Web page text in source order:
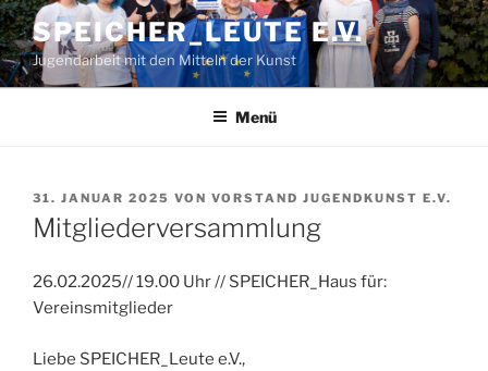
Zum
Inhalt
springen
SPEICHER_LEUTE E.V.
Jugendarbeit mit den Mitteln der Kunst
Menü
VERÖFFENTLICHT
AM
31. JANUAR 2025 VON VORSTAND JUGENDKUNST E.V.
Mitgliederversammlung
26.02.2025// 19.00 Uhr // SPEICHER_Haus für:
Vereinsmitglieder
Liebe SPEICHER_Leute e.V.,